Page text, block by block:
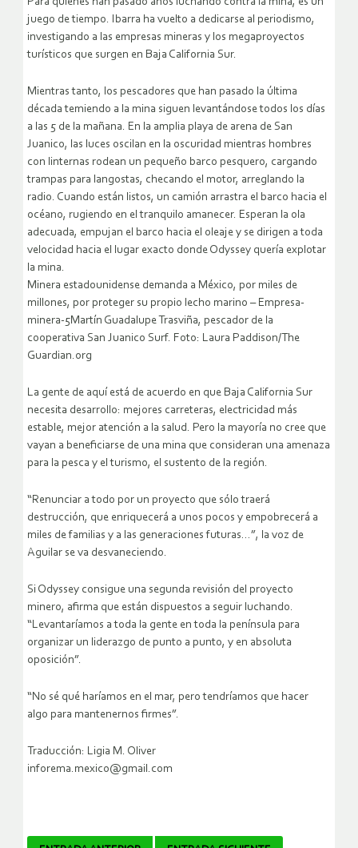
juego de tiempo. Ibarra ha vuelto a dedicarse al periodismo,
investigando a las empresas mineras y los megaproyectos
turísticos que surgen en Baja California Sur.
Mientras tanto, los pescadores que han pasado la última
década temiendo a la mina siguen levantándose todos los días
a las 5 de la mañana. En la amplia playa de arena de San
Juanico, las luces oscilan en la oscuridad mientras hombres
con linternas rodean un pequeño barco pesquero, cargando
trampas para langostas, checando el motor, arreglando la
radio. Cuando están listos, un camión arrastra el barco hacia el
océano, rugiendo en el tranquilo amanecer. Esperan la ola
adecuada, empujan el barco hacia el oleaje y se dirigen a toda
velocidad hacia el lugar exacto donde Odyssey quería explotar
la mina.
Minera estadounidense demanda a México, por miles de
millones, por proteger su propio lecho marino – Empresa-
minera-5Martín Guadalupe Trasviña, pescador de la
cooperativa San Juanico Surf. Foto: Laura Paddison/The
Guardian.org
La gente de aquí está de acuerdo en que Baja California Sur
necesita desarrollo: mejores carreteras, electricidad más
estable, mejor atención a la salud. Pero la mayoría no cree que
vayan a beneficiarse de una mina que consideran una amenaza
para la pesca y el turismo, el sustento de la región.
“Renunciar a todo por un proyecto que sólo traerá
destrucción, que enriquecerá a unos pocos y empobrecerá a
miles de familias y a las generaciones futuras…”, la voz de
Aguilar se va desvaneciendo.
Si Odyssey consigue una segunda revisión del proyecto
minero, afirma que están dispuestos a seguir luchando.
“Levantaríamos a toda la gente en toda la península para
organizar un liderazgo de punto a punto, y en absoluta
oposición”.
“No sé qué haríamos en el mar, pero tendríamos que hacer
algo para mantenernos firmes”.
Traducción: Ligia M. Oliver
inforema.mexico@gmail.com